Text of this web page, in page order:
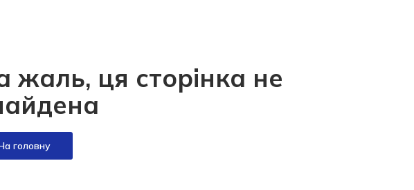
жаль, ця сторінка не
головну